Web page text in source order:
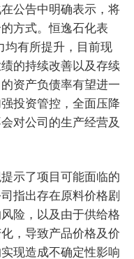
公告中明确表示，将
方式。恒逸石化表
有所提升，目前现
的持续改善以及存续
资产负债率有望进一
投资管控，全面压降
对公司的生产经营及
示了项目可能面临的
指出存在原料价格剧
险，以及由于供给格
，导致产品价格及价
现造成不确定性影响